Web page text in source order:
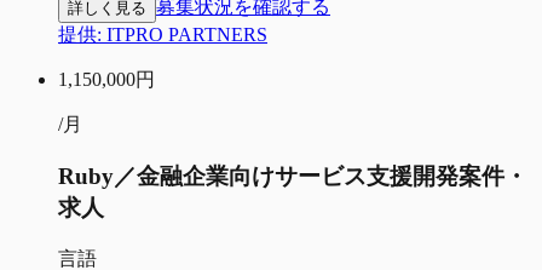
詳しく見る 募集状況を確認する
提供: ITPRO PARTNERS
1,150,000円
/月
Ruby／金融企業向けサービス支援開発案件・
求人
言語